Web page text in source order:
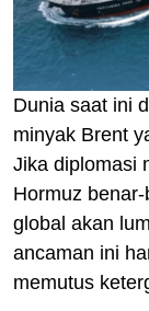
Dunia saat ini
minyak Brent
Jika diplomasi
Hormuz
global akan
ancaman ini
memutus